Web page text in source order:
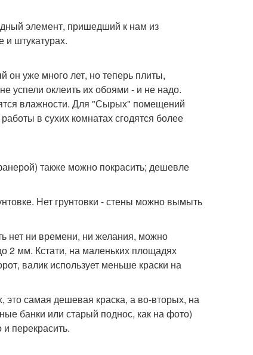
элемент, пришедший к нам из
и штукатурах.
он уже много лет, но теперь плиты,
успели оклеить их обоями - и не надо.
влажности. Для "Сырых" помещений
в сухих комнатах сгодятся более
также можно покрасить; дешевле
Нет грунтовки - стены можно вымыть
нет ни времени, ни желания, можно
2 мм. Кстати, на маленьких площадях
валик использует меньше краски на
это самая дешевая краска, а во-вторых, на
банки или старый поднос, как на фото)
перекрасить.